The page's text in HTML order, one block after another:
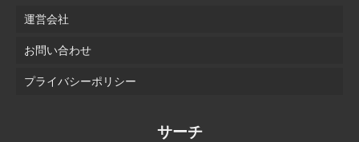
運営会社
お問い合わせ
プライバシーポリシー
サーチ